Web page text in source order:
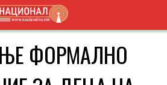
ФОРМАЛНО